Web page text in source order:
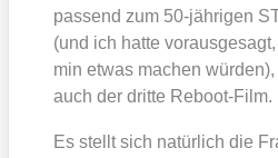
pas­send zum 50-jäh­ri­gen
(und ich hat­te
min etwas machen
auch der drit­te Reboot-Film.
Es stellt sich natür­lich die